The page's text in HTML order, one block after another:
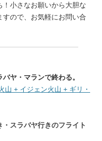
小さなお願いから大胆な
ので、お気軽にお問い合
ヤ・マランで終わる。
山 + イジェン火山 + ギリ・
スラバヤ行きのフライト